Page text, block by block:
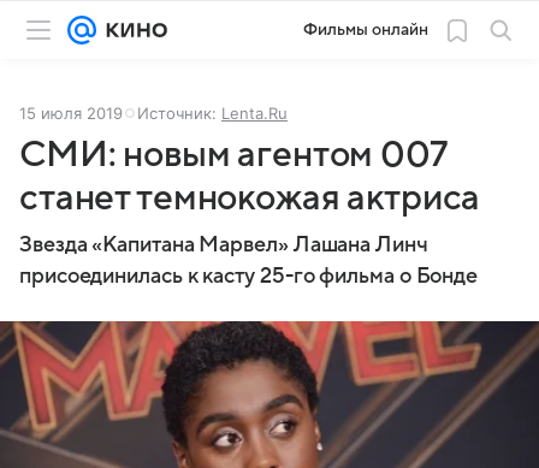
Фильмы онлайн
15 июля 2019 Источник: Lenta.Ru
СМИ: новым агентом 007
станет темнокожая актриса
Звезда «Капитана Марвел» Лашана Линч
присоединилась к касту 25-го фильма о Бонде